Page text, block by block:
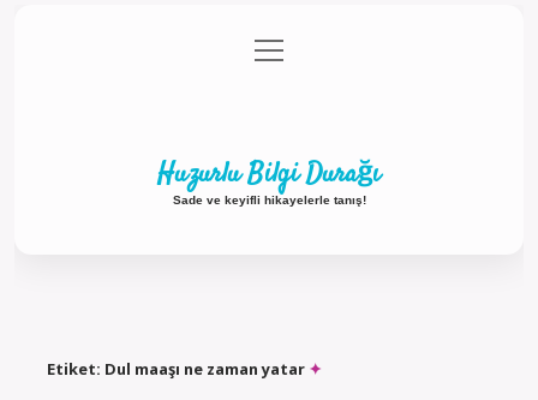
Gizlilik Politikası
menüyü
aç
Huzurlu Bilgi Durağı
Sade ve keyifli hikayelerle tanış!
Etiket: Dul maaşı ne zaman yatar